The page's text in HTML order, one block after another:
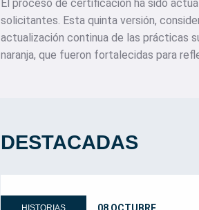
El proceso de certificación ha sido
solicitantes. Esta quinta versión,
actualización continua de las prácticas
naranja, que fueron fortalecidas para
DESTACADAS
HISTORIAS